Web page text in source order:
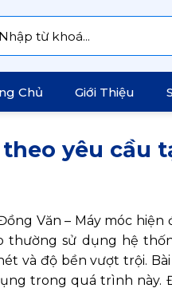
Chủ Giới Thiệu
yêu cầu
Văn – Máy móc
thường sử dụng hệ
và độ bền vượt trội.
trong quá trình